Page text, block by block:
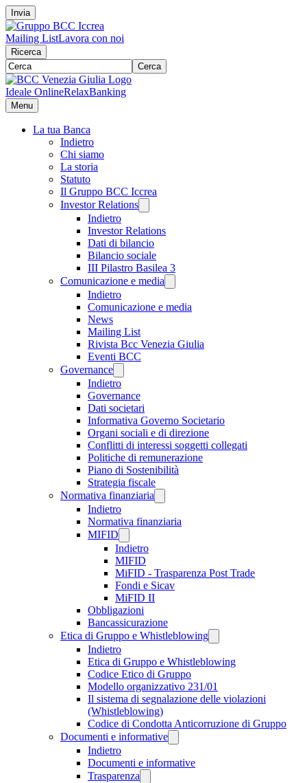
Invia
Mailing ListLavora con noi
Ricerca
Cerca
Ideale OnlineRelaxBanking
Menu
La tua Banca
Indietro
Chi siamo
La storia
Statuto
Il Gruppo BCC Iccrea
Investor Relations
Indietro
Investor Relations
Dati di bilancio
Bilancio sociale
III Pilastro Basilea 3
Comunicazione e media
Indietro
Comunicazione e media
News
Mailing List
Rivista Bcc Venezia Giulia
Eventi BCC
Governance
Indietro
Governance
Dati societari
Informativa Governo Societario
Organi sociali e di direzione
Conflitti di interessi soggetti collegati
Politiche di remunerazione
Piano di Sostenibilità
Strategia fiscale
Normativa finanziaria
Indietro
Normativa finanziaria
MIFID
Indietro
MIFID
MiFID - Trasparenza Post Trade
Fondi e Sicav
MiFID II
Obbligazioni
Bancassicurazione
Etica di Gruppo e Whistleblowing
Indietro
Etica di Gruppo e Whistleblowing
Codice Etico di Gruppo
Modello organizzativo 231/01
Il sistema di segnalazione delle violazioni
(Whistleblowing)
Codice di Condotta Anticorruzione di Gruppo
Documenti e informative
Indietro
Documenti e informative
Trasparenza